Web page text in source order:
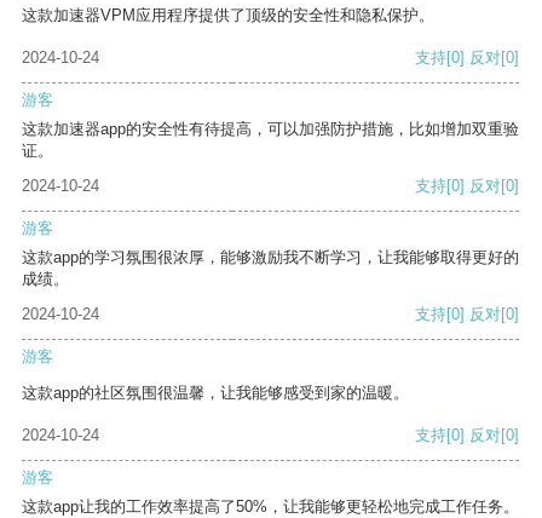
这款加速器VPM应用程序提供了顶级的安全性和隐私保护。
2024-10-24 支持[0] 反对[0]
游客
这款加速器app的安全性有待提高，可以加强防护措施，比如增加双重验
证。
2024-10-24
支持[0] 反对[0]
游客
这款app的学习氛围很浓厚，能够激励我不断学习，让我能够取得更好的
成绩。
2024-10-24
支持[0] 反对[0]
游客
这款app的社区氛围很温馨，让我能够感受到家的温暖。
2024-10-24 支持[0] 反对[0]
游客
这款app让我的工作效率提高了50%，让我能够更轻松地完成工作任务。